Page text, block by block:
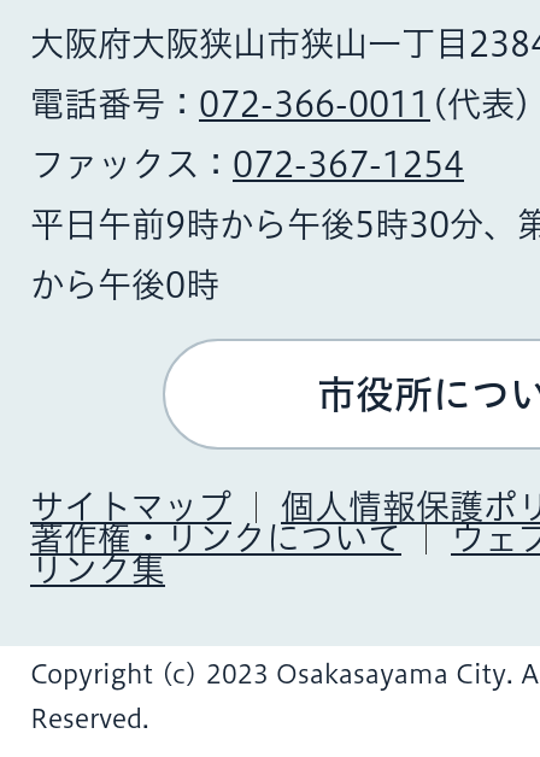
大阪府大阪狭山市狭山一丁目
電話番号： 072-366-0011 (代表)
ファックス： 072-367-1254
平日午前9時から午後5時30分、
から午後0時
市役所につ
サイトマップ
個人情報保護ポ
著作権・リンクについて
ウェ
リンク集
Copyright (c) 2023 Osakasayama City.
Reserved.